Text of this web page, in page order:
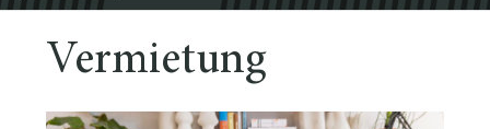
Vermietung